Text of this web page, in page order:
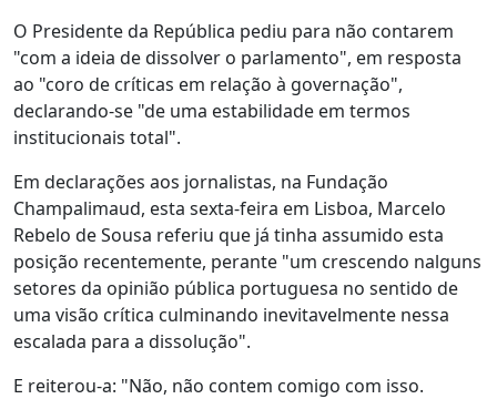
O Presidente da República pediu para não contarem
"com a ideia de dissolver o parlamento", em resposta
ao "coro de críticas em relação à governação",
declarando-se "de uma estabilidade em termos
institucionais total".
Em declarações aos jornalistas, na Fundação
Champalimaud, esta sexta-feira em Lisboa, Marcelo
Rebelo de Sousa referiu que já tinha assumido esta
posição recentemente, perante "um crescendo nalguns
setores da opinião pública portuguesa no sentido de
uma visão crítica culminando inevitavelmente nessa
escalada para a dissolução".
E reiterou-a: "Não, não contem comigo com isso.